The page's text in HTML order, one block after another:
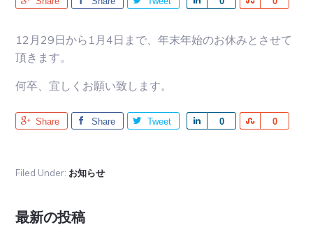
a
a
12月29日から1月4日まで、年末年始のお休みとさせて
頂きます。
何卒、宜しくお願い致します。
Share Share Tweet 0 0
Filed Under: お知らせ
Primary
最新の投稿